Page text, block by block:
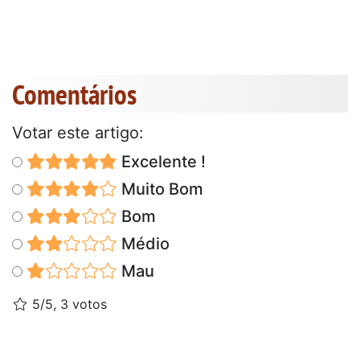
Comentários
Votar este artigo:
Excelente !
Muito Bom
Bom
Médio
Mau
5/5, 3 votos